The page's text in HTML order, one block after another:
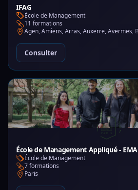
IFAG
École de Management
11 formations
Consulter
École de Management Appliqué - EMA
École de Management
7 formations
Paris